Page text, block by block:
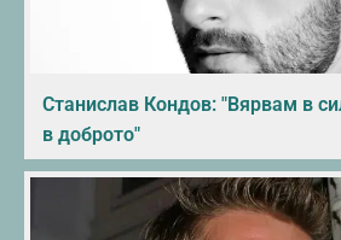
Станислав Кондов: "Вярвам в
в доброто"